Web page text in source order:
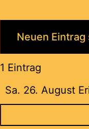
1 Eintrag
Sa. 26. August